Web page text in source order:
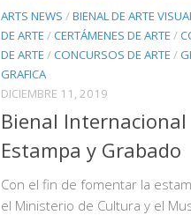
ARTS NEWS /BIENAL DE ARTE
DE ARTE /CERTÁMENES DE ARTE /
DE ARTE /CONCURSOS DE ARTE /
GRAFICA
DICIEMBRE 11, 2019
Bienal Internacional
Estampa y Grabado
Con el fin de fomentar la
el Ministerio de Cultura y el